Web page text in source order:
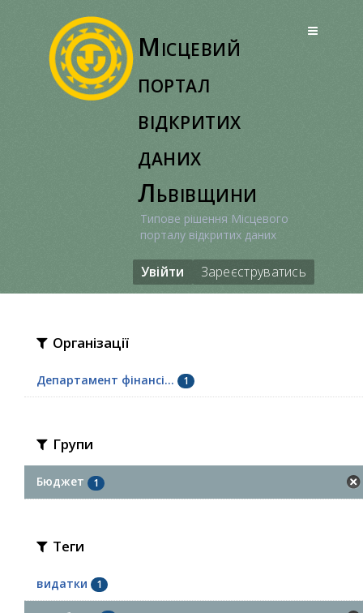
Місцевий
портал
відкритих
даних
Львівщини
Типове рішення Місцевого
порталу відкритих даних
Увійти Зареєструватись
Організації
Департамент фінансі... 1
Групи
Бюджет 1
Теги
видатки 1